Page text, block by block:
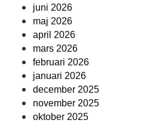
juni 2026
maj 2026
april 2026
mars 2026
februari 2026
januari 2026
december 2025
november 2025
oktober 2025